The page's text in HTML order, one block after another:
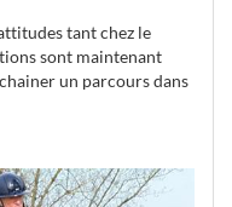
tant chez le
sont maintenant
un parcours dans